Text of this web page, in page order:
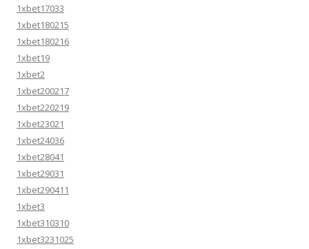
1xbet17033
1xbet180215
1xbet180216
1xbet19
1xbet2
1xbet200217
1xbet220219
1xbet23021
1xbet24036
1xbet28041
1xbet29031
1xbet290411
1xbet3
1xbet310310
1xbet3231025